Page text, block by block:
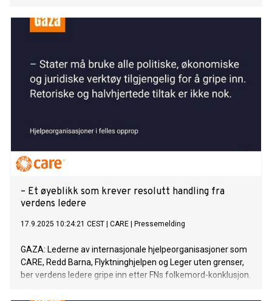
– Et øyeblikk som krever resolutt handling fra
verdens ledere
17.9.2025 10:24:21 CEST CARE Pressemelding
GAZA: Lederne av internasjonale hjelpeorganisasjoner som
CARE, Redd Barna, Flyktninghjelpen og Leger uten grenser,
ber verdens ledere gripe inn etter FNs folkemord-konklusjon.